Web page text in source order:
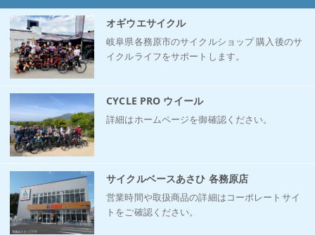
オギウエサイクル
岐阜県各務原市のサイクルショップ 購入後のサ
イクルライフをサポートします。
CYCLE PRO ウイール
詳細はホームページを御確認ください。
サイクルベースあさひ 各務原店
営業時間や取扱商品の詳細はコーポレートサイ
トをご確認ください。